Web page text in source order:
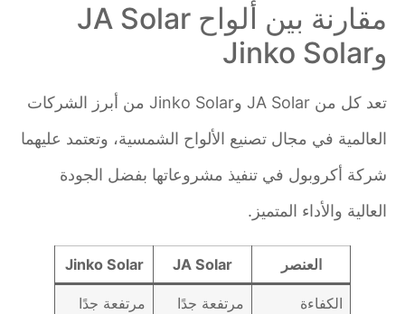
مقارنة بين ألواح JA Solar
تعد كل من JA Solar وJinko Solar من أبرز الشركات
العالمية في مجال تصنيع الألواح الشمسية، وتعتمد عليهما
شركة أكروبول في تنفيذ مشروعاتها بفضل الجودة
العالية والأداء المتميز.
العنصر JA Solar
Jinko Solar
الكفاءة مرتفعة جدًا مرتفعة جدًا